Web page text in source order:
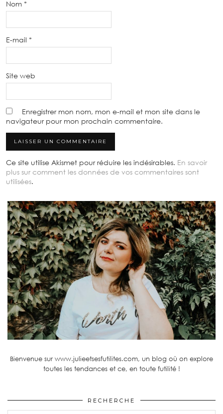
Nom *
E-mail *
Site web
Enregistrer mon nom, mon e-mail et mon site dans le
navigateur pour mon prochain commentaire.
Ce site utilise Akismet pour réduire les indésirables. En savoir
plus sur comment les données de vos commentaires sont
utilisées.
Bienvenue sur www.julieetsesfutilites.com, un blog où on explore
toutes les tendances et ce, en toute futilité !
RECHERCHE